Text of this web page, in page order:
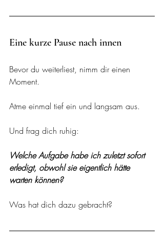
Eine kurze Pause nach innen
Bevor du weiterliest, nimm dir einen
Moment.
Atme einmal tief ein und langsam aus.
Und frag dich ruhig:
Welche Aufgabe habe ich zuletzt sofort
erledigt, obwohl sie eigentlich hätte
warten können?
Was hat dich dazu gebracht?